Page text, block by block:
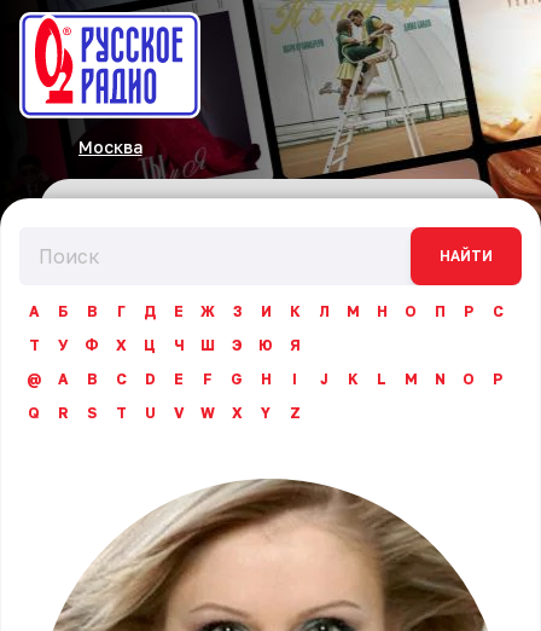
Москва
НАЙТИ
А Б В Г Д Е Ж З И К Л М Н О П Р
С
Т
У Ф Х Ц Ч Ш Э Ю
Я
@
A B C D E F G H I J K L M N O
P
Q
R S T U V W X Y Z